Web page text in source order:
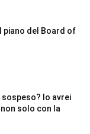
piano del Board of
sospeso? Io avrei
solo con la